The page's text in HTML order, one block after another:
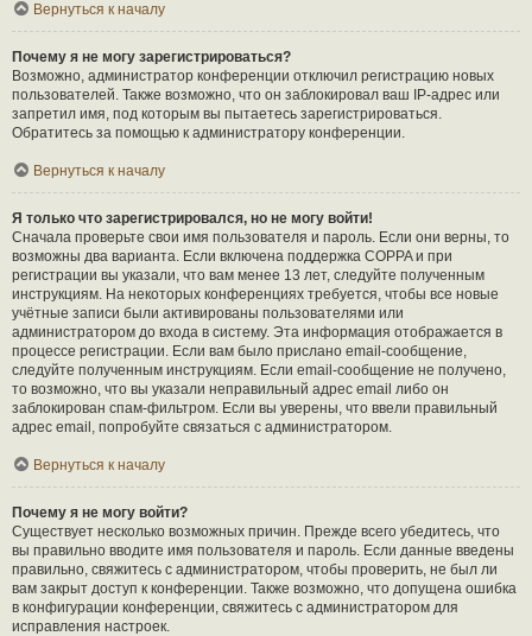
Вернуться к началу
Почему я не могу зарегистрироваться?
Возможно, администратор конференции отключил регистрацию новых
пользователей. Также возможно, что он заблокировал ваш IP-адрес или
запретил имя, под которым вы пытаетесь зарегистрироваться.
Обратитесь за помощью к администратору конференции.
Вернуться к началу
Я только что зарегистрировался, но не могу войти!
Сначала проверьте свои имя пользователя и пароль. Если они верны, то
возможны два варианта. Если включена поддержка COPPA и при
регистрации вы указали, что вам менее 13 лет, следуйте полученным
инструкциям. На некоторых конференциях требуется, чтобы все новые
учётные записи были активированы пользователями или
администратором до входа в систему. Эта информация отображается в
процессе регистрации. Если вам было прислано email-сообщение,
следуйте полученным инструкциям. Если email-сообщение не получено,
то возможно, что вы указали неправильный адрес email либо он
заблокирован спам-фильтром. Если вы уверены, что ввели правильный
адрес email, попробуйте связаться с администратором.
Вернуться к началу
Почему я не могу войти?
Существует несколько возможных причин. Прежде всего убедитесь, что
вы правильно вводите имя пользователя и пароль. Если данные введены
правильно, свяжитесь с администратором, чтобы проверить, не был ли
вам закрыт доступ к конференции. Также возможно, что допущена ошибка
в конфигурации конференции, свяжитесь с администратором для
исправления настроек.